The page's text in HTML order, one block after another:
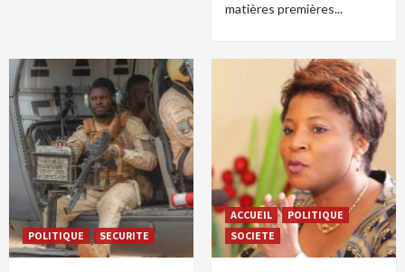
matières premières...
POLITIQUE SECURITE
ACCUEIL
POLITIQUE
SOCIETE